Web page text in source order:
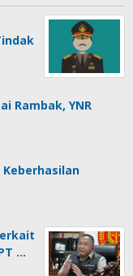
Rambak, YNR
…